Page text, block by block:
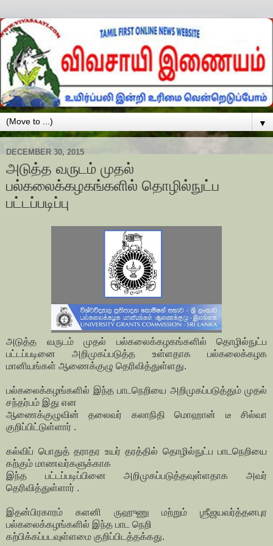
▼
DECEMBER 30, 2015
அடுத்த வருடம் முதல்
பல்கலைக்கழகங்களில் தொழில்நுட்ப
பட்டப்படிப்பு
அடுத்த வருடம் முதல் பல்கலைக்கழகங்களில் தொழில்நுட்ப
பட்டப்படினை அறிமுகப்படுத்த உள்ளதாக பல்கலைக்கழக
மானியங்கள் ஆணைக்குழு தெரிவித்துள்ளது.
பல்கலைக்கழங்களில் இந்த பாடநெறியை அறிமுகப்படுத்தும் முதல்
சந்தர்பம் இது என
ஆணைக்குழுவின் தலைவர் கலாநிதி மொஹான் டீ சில்வா
குறிப்பிட்டுள்ளார் .
கல்விப் பொதுத் தராதர உயர் தரத்தில் தொழில்நுட்ப பாடநெறியை
கற்கும் மாணவர்களுக்காக
இந்த பட்டப்படிப்பினை அறிமுகப்படுத்தவுள்ளதாக அவர்
தெரிவித்துள்ளார் .
இதன்பிரகாரம் களனி ருஹுணு மற்றும் ஶ்ரீஜயவர்த்தனபுர
பல்கலைக்கழங்களில் இந்த பாட நெறி
கற்பிக்கப்படவுள்ளமை குறிப்பிடத்தக்கது.